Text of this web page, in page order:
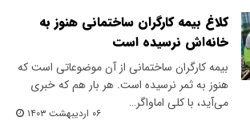
کلاغ بیمه‌ کارگران ساختمانی هنوز به
خانه‌اش نرسیده است
بیمه کارگران ساختمانی از آن موضوعاتی است که
هنوز به ثمر نرسیده است. هر بار هم که خبری
می‌آید، با کلی اما‌و‌اگر…
۰۶ اردیبهشت ۱۴۰۳